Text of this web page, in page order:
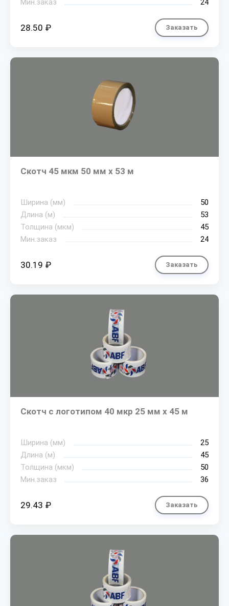
Мин.заказ 24
28.50 ₽ Заказать
Скотч 45 мкм 50 мм х 53 м
Ширина (мм)
50
Длина (м)
53
Толщина (мкм)
45
Мин.заказ
24
30.19 ₽ Заказать
Скотч с логотипом 40 мкр 25 мм х 45 м
Ширина (мм)
25
Длина (м)
45
Толщина (мкм)
50
Мин.заказ
36
29.43 ₽ Заказать